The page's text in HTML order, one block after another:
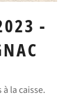
-
la caisse.